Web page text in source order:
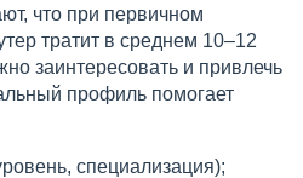
что при первичном
тратит в среднем 10–12
заинтересовать и привлечь
профиль помогает
специализация);